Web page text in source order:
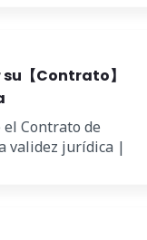
【Contrato】
el Contrato de
validez jurídica |